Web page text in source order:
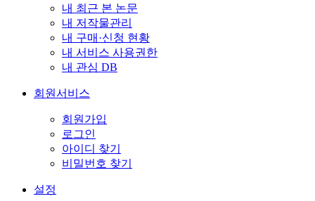
내 최근 본 논문
내 저작물관리
내 구매·신청 현황
내 서비스 사용권한
내 관심 DB
회원서비스
회원가입
로그인
아이디 찾기
비밀번호 찾기
설정